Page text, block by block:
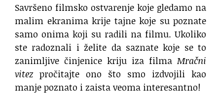
Savršeno filmsko ostvarenje koje gledamo na
malim ekranima krije tajne koje su poznate
samo onima koji su radili na filmu. Ukoliko
ste radoznali i želite da saznate koje se to
zanimljive činjenice kriju iza filma Mračni
vitezpročitajte ono što smo izdvojili kao
manje poznato i zaista veoma interesantno!